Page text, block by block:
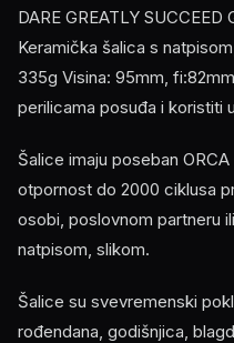
DARE GREATLY
Keramička šalica s
335g Visina: 95mm,
perilicama posuđa i koristiti
Šalice imaju poseban
otpornost do 2000 ciklusa
osobi, poslovnom partneru
natpisom, slikom.
Šalice su svevremenski
rođendana, godišnjica,